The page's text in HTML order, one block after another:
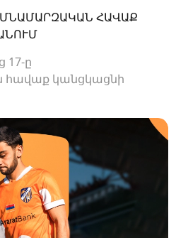
ՀԱՎԱՔ
17-ը
հավաք կանցկացնի